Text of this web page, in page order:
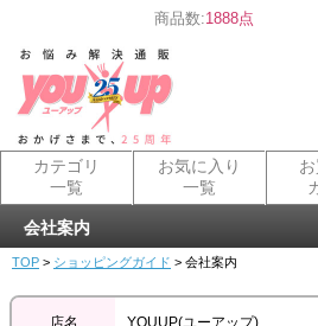
商品数:1888点
カテゴリ
一覧
お気に入り
一覧
会社案内
TOP > ショッピングガイド > 会社案内
店名 YOUUP(ユーアップ)